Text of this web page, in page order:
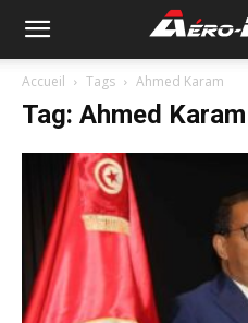
Accueil Tags Ahmed Karam
Tag: Ahmed Karam